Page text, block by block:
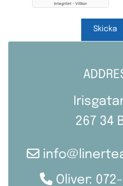
267 34

Oliver: